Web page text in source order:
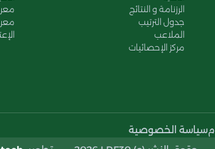
الرزنامة و النتائج
جدول الترتيب
الملاعب
مركز الإحصائيات
سياسة الخصوصية